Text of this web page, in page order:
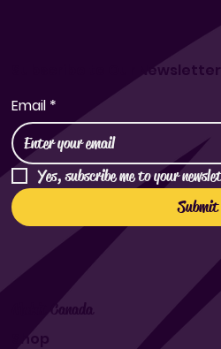
Email *
Yes, subscribe me to your
Submit
Subscribe to Our Newsletter
Makit Canada
Shop